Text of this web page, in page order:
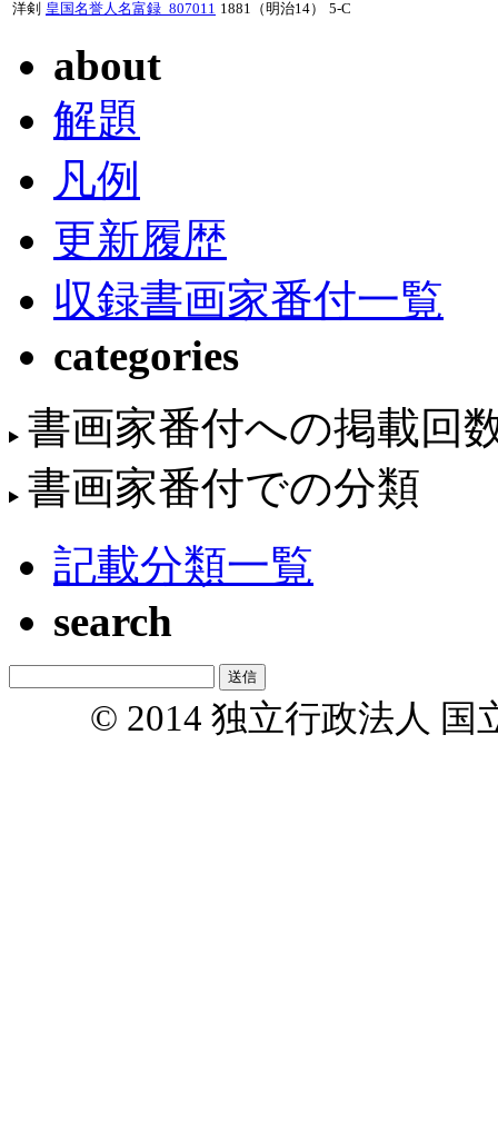
洋剣 皇国名誉人名富録_807011 1881（明治14） 5-C
about
解題
凡例
更新履歴
収録書画家番付一覧
categories
書画家番付への掲載回
書画家番付での分類
記載分類一覧
search
© 2014 独立行政法人 国